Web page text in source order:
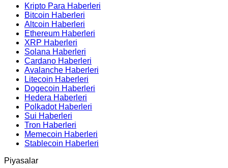
Kripto Para Haberleri
Bitcoin Haberleri
Altcoin Haberleri
Ethereum Haberleri
XRP Haberleri
Solana Haberleri
Cardano Haberleri
Avalanche Haberleri
Litecoin Haberleri
Dogecoin Haberleri
Hedera Haberleri
Polkadot Haberleri
Sui Haberleri
Tron Haberleri
Memecoin Haberleri
Stablecoin Haberleri
Piyasalar